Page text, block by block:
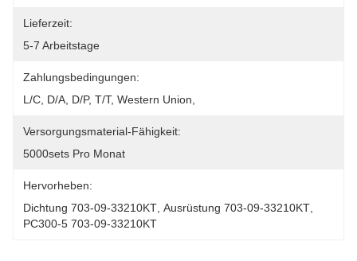
Lieferzeit:
5-7 Arbeitstage
Zahlungsbedingungen:
L/C, D/A, D/P, T/T, Western Union,
Versorgungsmaterial-Fähigkeit:
5000sets Pro Monat
Hervorheben:
Dichtung 703-09-33210KT Ausrüstung 703-09-33210KT
PC300-5 703-09-33210KT